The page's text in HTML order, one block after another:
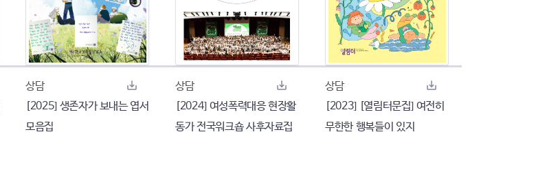
상담
[2025] 생존자가 보내는 엽서
모음집
상담
[2024] 여성폭력대응 현장활
동가 전국워크숍 사후자료집
상담
[2023] [열림터문집] 여전히
무한한 행복들이 있지